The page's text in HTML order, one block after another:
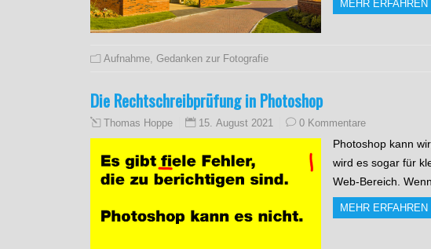
MEHR ERFAHREN
Aufnahme, Gedanken zur Fotografie
Die Rechtschreibprüfung in Photoshop
Thomas Hoppe 15. August 2021 0 Kommentare
Photoshop kann
wird es sogar für
Web-Bereich.
MEHR ERFAHREN